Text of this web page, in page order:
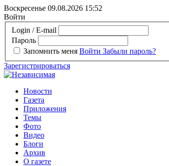
Воскресенье 09.08.2026 15:52
Войти
Login / E-mail
Пароль
Запомнить меня Войти Забыли пароль?
Зарегистрироваться
Новости
Газета
Приложения
Темы
Фото
Видео
Блоги
Архив
О газете